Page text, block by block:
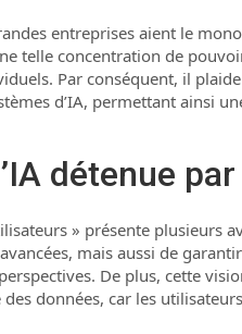
entreprises aient le
telle concentration de
Par conséquent, il
d’IA, permettant ainsi
détenue
» présente plusieurs
mais aussi de
De plus, cette
données, car les